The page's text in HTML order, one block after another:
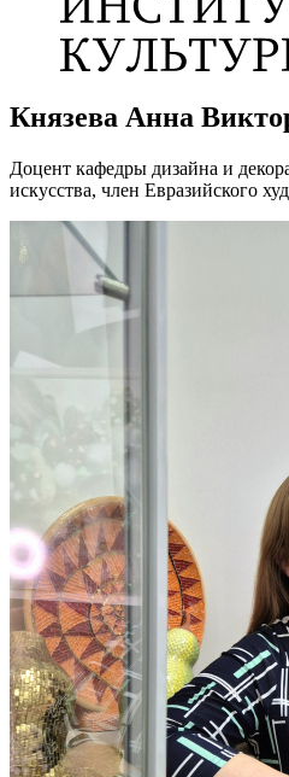
Князева Анна
Доцент кафедры дизайна и
искусства, член Евразийского